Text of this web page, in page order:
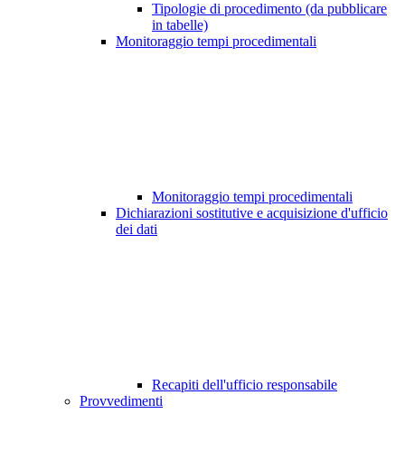
Tipologie di procedimento (da pubblicare
in tabelle)
Monitoraggio tempi procedimentali
Monitoraggio tempi procedimentali
Dichiarazioni sostitutive e acquisizione d'ufficio
dei dati
Recapiti dell'ufficio responsabile
Provvedimenti